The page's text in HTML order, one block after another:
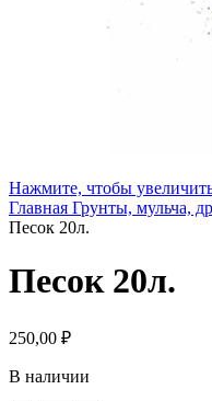
Нажмите, чтобы
Главная Грунты, мульча,
Песок 20л.
Песок 20л.
250,00 ₽
В наличии